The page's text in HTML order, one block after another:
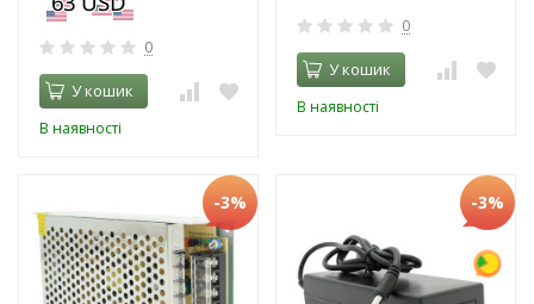
0
У кошик
В наявності
0
У кошик
В наявності
-3% -3%